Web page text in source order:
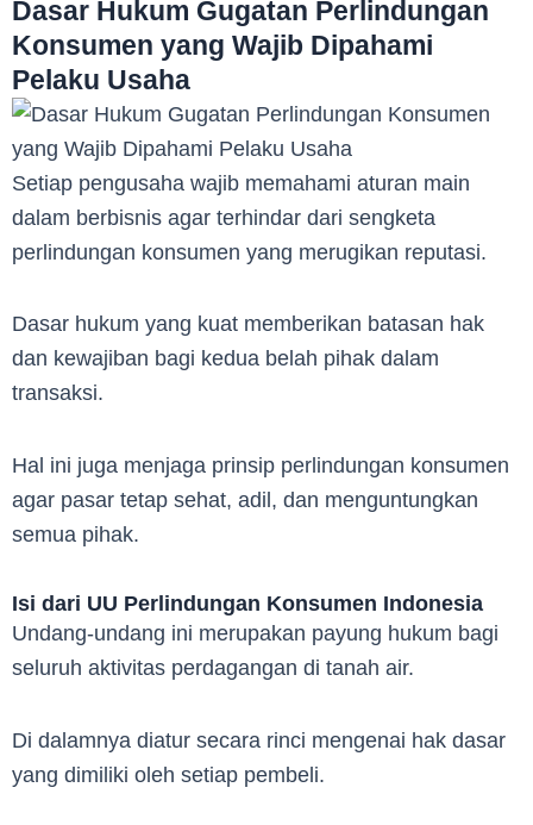
Dasar Hukum Gugatan Perlindungan
Konsumen yang Wajib Dipahami
Pelaku Usaha
Setiap pengusaha wajib memahami aturan main
dalam berbisnis agar terhindar dari sengketa
perlindungan konsumen yang merugikan reputasi.
Dasar hukum yang kuat memberikan batasan hak
dan kewajiban bagi kedua belah pihak dalam
transaksi.
Hal ini juga menjaga prinsip perlindungan konsumen
agar pasar tetap sehat, adil, dan menguntungkan
semua pihak.
Isi dari UU Perlindungan Konsumen Indonesia
Undang-undang ini merupakan payung hukum bagi
seluruh aktivitas perdagangan di tanah air.
Di dalamnya diatur secara rinci mengenai hak dasar
yang dimiliki oleh setiap pembeli.